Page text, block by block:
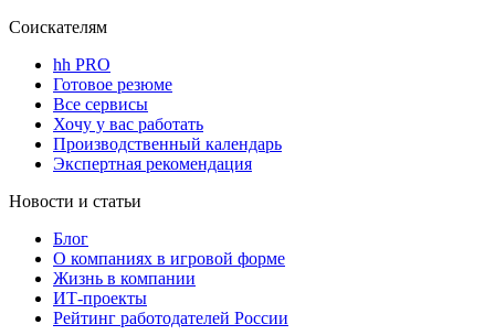
Соискателям
hh PRO
Готовое резюме
Все сервисы
Хочу у вас работать
Производственный календарь
Экспертная рекомендация
Новости и статьи
Блог
О компаниях в игровой форме
Жизнь в компании
ИТ-проекты
Рейтинг работодателей России